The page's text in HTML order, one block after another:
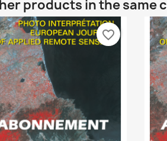
products in the same
favorite_border